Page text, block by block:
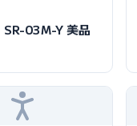
03M-Y 美品